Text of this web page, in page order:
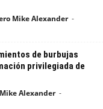
Mike Alexander -
de burbujas
privilegiada de
Alexander -